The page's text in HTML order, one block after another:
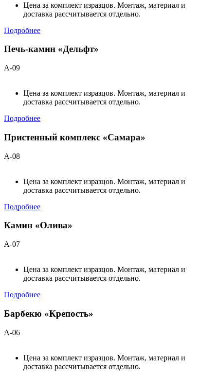
Цена за комплект изразцов. Монтаж, материал и
доставка рассчитывается отдельно.
Подробнее
Печь-камин «Дельфт»
А-09
Цена за комплект изразцов. Монтаж, материал и
доставка рассчитывается отдельно.
Подробнее
Пристенный комплекс «Самара»
А-08
Цена за комплект изразцов. Монтаж, материал и
доставка рассчитывается отдельно.
Подробнее
Камин «Олива»
А-07
Цена за комплект изразцов. Монтаж, материал и
доставка рассчитывается отдельно.
Подробнее
Барбекю «Крепость»
А-06
Цена за комплект изразцов. Монтаж, материал и
доставка рассчитывается отдельно.